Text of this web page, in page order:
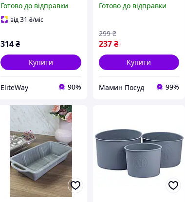
Готово до відправки
від31 ₴/міс
314₴
Купити
EliteWay 90%
Готово до відправки
237 ₴
299 ₴
Купити
Мамин Посуд 99%